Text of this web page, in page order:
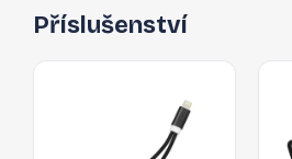
Příslušenství